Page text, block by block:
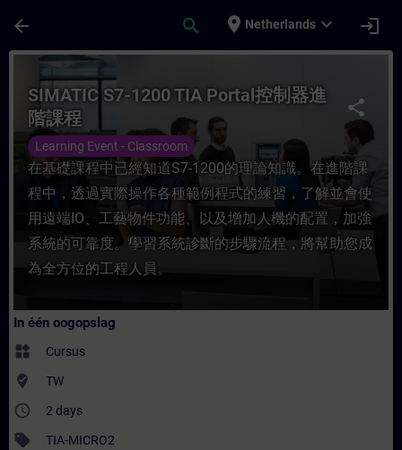
arrow_back search place Netherlands expand_more login
Cursus - SIMATIC S7-1200 TIA Portal控
share
SIMATIC S7-1200 TIA Portal控制器進
階課程
Learning Event - Classroom
在基礎課程中已經知道S7-1200的理論知識。在進階課
程中，透過實際操作各種範例程式的練習，了解並會使
用遠端IO、工藝物件功能、以及增加人機的配置，加強
系統的可靠度。學習系統診斷的步驟流程，將幫助您成
為全方位的工程人員。
In één oogopslag
widgets Cursus
where_to_vote TW
access_time 2 days
sell TIA-MICRO2